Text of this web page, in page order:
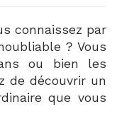
connaissez par
? Vous
ou bien les
de découvrir un
que vous